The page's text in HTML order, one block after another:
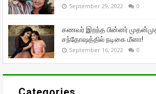
September 29, 2022 0
கணவர் இறந்த பின்னர்
சந்தோஷத்தில் நடிகை மீனா!
September 16, 2022 0